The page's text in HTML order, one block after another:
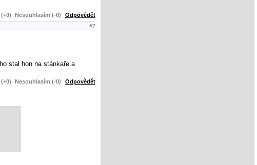
Nesouhlasím (-0) Odpovědět
#7
stal hon na stánkaře a
Nesouhlasím (-0) Odpovědět